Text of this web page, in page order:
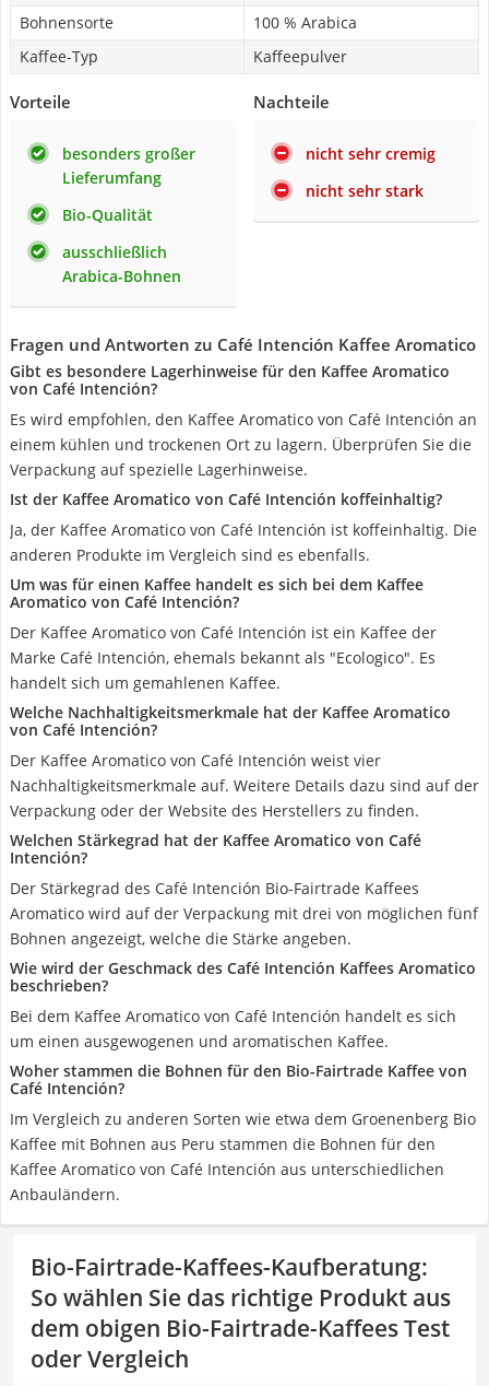
Bohnensorte
100 % Arabica
Kaffee-Typ
Kaffeepulver
Vorteile
besonders großer
Lieferumfang
Bio-Qualität
ausschließlich
Arabica-Bohnen
Nachteile
nicht sehr cremig
nicht sehr stark
Fragen und Antworten zu Café Intención Kaffee Aromatico
Gibt es besondere Lagerhinweise für den Kaffee Aromatico
von Café Intención?
Es wird empfohlen, den Kaffee Aromatico von Café Intención an
einem kühlen und trockenen Ort zu lagern. Überprüfen Sie die
Verpackung auf spezielle Lagerhinweise.
Ist der Kaffee Aromatico von Café Intención koffeinhaltig?
Ja, der Kaffee Aromatico von Café Intención ist koffeinhaltig. Die
anderen Produkte im Vergleich sind es ebenfalls.
Um was für einen Kaffee handelt es sich bei dem Kaffee
Aromatico von Café Intención?
Der Kaffee Aromatico von Café Intención ist ein Kaffee der
Marke Café Intención, ehemals bekannt als "Ecologico". Es
handelt sich um gemahlenen Kaffee.
Welche Nachhaltigkeitsmerkmale hat der Kaffee Aromatico
von Café Intención?
Der Kaffee Aromatico von Café Intención weist vier
Nachhaltigkeitsmerkmale auf. Weitere Details dazu sind auf der
Verpackung oder der Website des Herstellers zu finden.
Welchen Stärkegrad hat der Kaffee Aromatico von Café
Intención?
Der Stärkegrad des Café Intención Bio-Fairtrade Kaffees
Aromatico wird auf der Verpackung mit drei von möglichen fünf
Bohnen angezeigt, welche die Stärke angeben.
Wie wird der Geschmack des Café Intención Kaffees Aromatico
beschrieben?
Bei dem Kaffee Aromatico von Café Intención handelt es sich
um einen ausgewogenen und aromatischen Kaffee.
Woher stammen die Bohnen für den Bio-Fairtrade Kaffee von
Café Intención?
Im Vergleich zu anderen Sorten wie etwa dem Groenenberg Bio
Kaffee mit Bohnen aus Peru stammen die Bohnen für den
Kaffee Aromatico von Café Intención aus unterschiedlichen
Anbauländern.
Bio-Fairtrade-Kaffees-Kaufberatung:
So wählen Sie das richtige Produkt aus
dem obigen Bio-Fairtrade-Kaffees Test
oder Vergleich